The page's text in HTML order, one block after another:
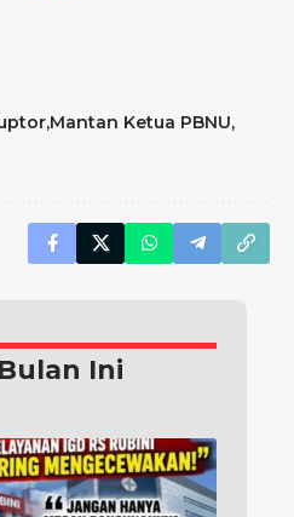
Mantan Ketua PBNU
Ini